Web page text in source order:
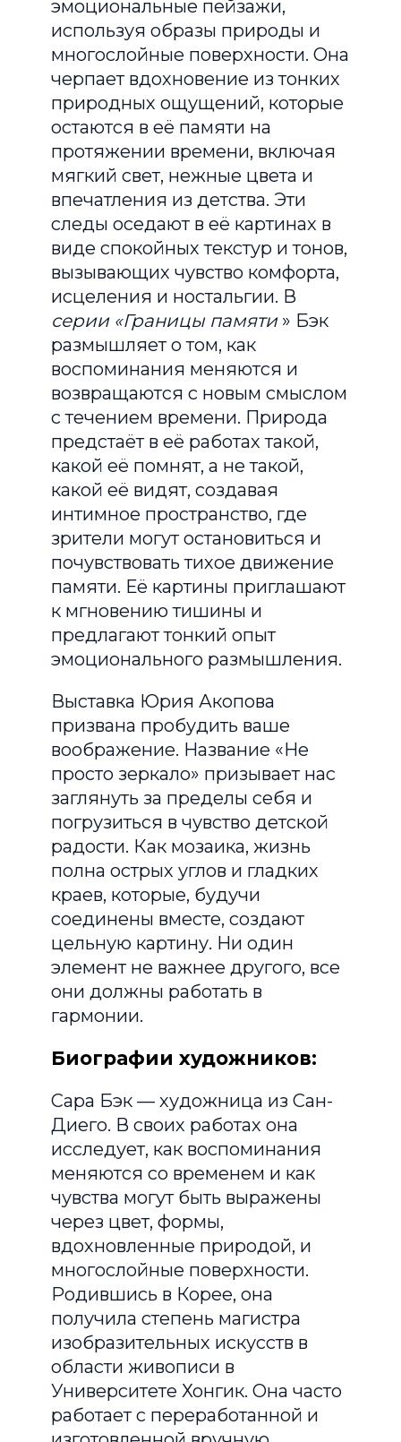
эмоциональные пейзажи,
используя образы природы и
многослойные поверхности. Она
черпает вдохновение из тонких
природных ощущений, которые
остаются в её памяти на
протяжении времени, включая
мягкий свет, нежные цвета и
впечатления из детства. Эти
следы оседают в её картинах в
виде спокойных текстур и тонов,
вызывающих чувство комфорта,
исцеления и ностальгии. В
серии «Границы памяти» Бэк
размышляет о том, как
воспоминания меняются и
возвращаются с новым смыслом
с течением времени. Природа
предстаёт в её работах такой,
какой её помнят, а не такой,
какой её видят, создавая
интимное пространство, где
зрители могут остановиться и
почувствовать тихое движение
памяти. Её картины приглашают
к мгновению тишины и
предлагают тонкий опыт
эмоционального размышления.
Выставка Юрия Акопова
призвана пробудить ваше
воображение. Название «Не
просто зеркало» призывает нас
заглянуть за пределы себя и
погрузиться в чувство детской
радости. Как мозаика, жизнь
полна острых углов и гладких
краев, которые, будучи
соединены вместе, создают
цельную картину. Ни один
элемент не важнее другого, все
они должны работать в
гармонии.
Биографии художников:
Сара Бэк — художница из Сан-
Диего. В своих работах она
исследует, как воспоминания
меняются со временем и как
чувства могут быть выражены
через цвет, формы,
вдохновленные природой, и
многослойные поверхности.
Родившись в Корее, она
получила степень магистра
изобразительных искусств в
области живописи в
Университете Хонгик. Она часто
работает с переработанной и